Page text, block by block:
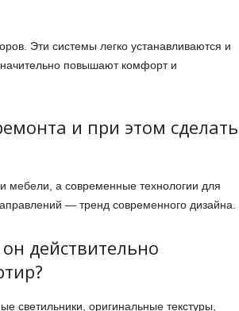
Эти системы легко устанавливаются и
повышают комфорт и
и при этом сделать
мебели, а современные технологии для
— тренд современного дизайна.
действительно
светильники, оригинальные текстуры,